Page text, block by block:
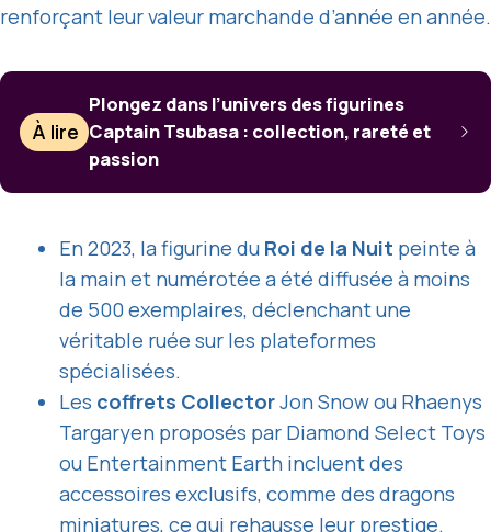
renforçant leur valeur marchande d’année en année.
À lire
Plongez dans l’univers des figurines
Captain Tsubasa : collection, rareté et
passion
En 2023, la figurine du Roi de la Nuit peinte à
la main et numérotée a été diffusée à moins
de 500 exemplaires, déclenchant une
véritable ruée sur les plateformes
spécialisées.
Les coffrets CollectorJon Snow ou Rhaenys
Targaryen proposés par Diamond Select Toys
ou Entertainment Earth incluent des
accessoires exclusifs, comme des dragons
miniatures, ce qui rehausse leur prestige.